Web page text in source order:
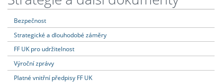
Bezpečnost
Strategické a dlouhodobé záměry
FF UK pro udržitelnost
Výroční zprávy
Platné vnitřní předpisy FF UK